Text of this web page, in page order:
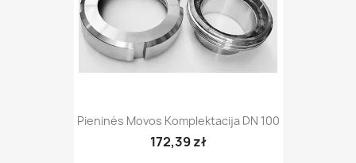
Pieninės Movos Komplektacija DN 100
172,39 zł